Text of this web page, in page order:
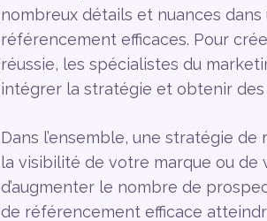
nombreux détails et nuances
référencement efficaces. Pour
réussie, les spécialistes du
intégrer la stratégie et obtenir des
Dans l’ensemble, une stratégie
la visibilité de votre marque ou
d’augmenter le nombre de
de référencement efficace